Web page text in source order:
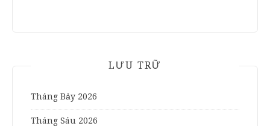
LƯU TRỮ
Tháng Bảy 2026
Tháng Sáu 2026